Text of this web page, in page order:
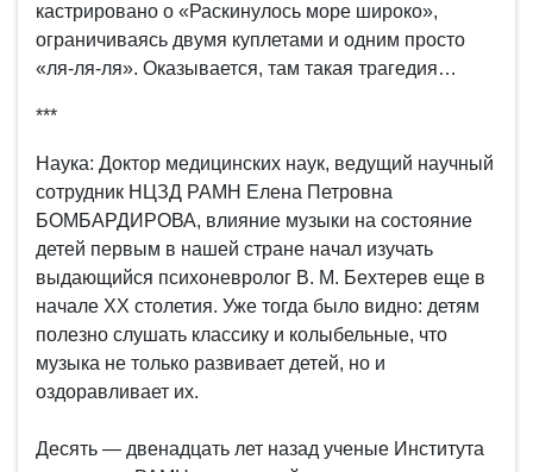
кастрировано о «Раскинулось море широко»,
ограничиваясь двумя куплетами и одним просто
«ля-ля-ля». Оказывается, там такая трагедия…
***
Наука: Доктор медицинских наук, ведущий научный
сотрудник НЦЗД РАМН Елена Петровна
БОМБАРДИРОВА, влияние музыки на состояние
детей первым в нашей стране начал изучать
выдающийся психоневролог В. М. Бехтерев еще в
начале XX столетия. Уже тогда было видно: детям
полезно слушать классику и колыбельные, что
музыка не только развивает детей, но и
оздоравливает их.
Десять — двенадцать лет назад ученые Института